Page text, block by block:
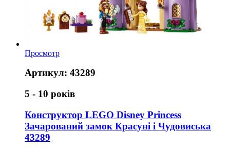
Просмотр
Артикул: 43289
5 - 10 років
Конструктор LEGO Disney Princess
Зачарований замок Красуні і Чудовиська
43289